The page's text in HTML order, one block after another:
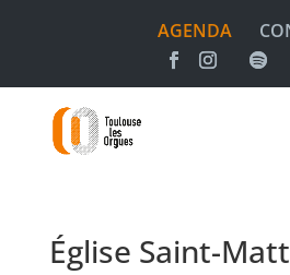
AGENDA
Église Saint-